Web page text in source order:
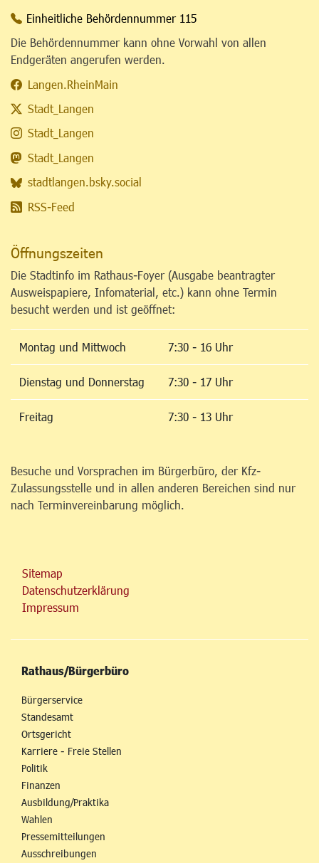
Einheitliche Behördennummer 115
Die Behördennummer kann ohne Vorwahl von allen
Endgeräten angerufen werden.
Langen.RheinMain
Stadt_Langen
Stadt_Langen
Stadt_Langen
stadtlangen.bsky.social
RSS-Feed
Öffnungszeiten
Die Stadtinfo im Rathaus-Foyer (Ausgabe beantragter
Ausweispapiere, Infomaterial, etc.) kann ohne Termin
besucht werden und ist geöffnet:
Montag und Mittwoch 7:30 - 16 Uhr
Dienstag und Donnerstag 7:30 - 17 Uhr
Freitag 7:30 - 13 Uhr
Besuche und Vorsprachen im Bürgerbüro, der Kfz-
Zulassungsstelle und in allen anderen Bereichen sind nur
nach Terminvereinbarung möglich.
Sitemap
Datenschutzerklärung
Impressum
Rathaus/Bürgerbüro
Bürgerservice
Standesamt
Ortsgericht
Karriere - Freie Stellen
Politik
Finanzen
Ausbildung/Praktika
Wahlen
Pressemitteilungen
Ausschreibungen